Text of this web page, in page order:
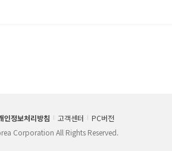
인정보처리방침 고객센터
PC버전
Corporation All Rights Reserved.